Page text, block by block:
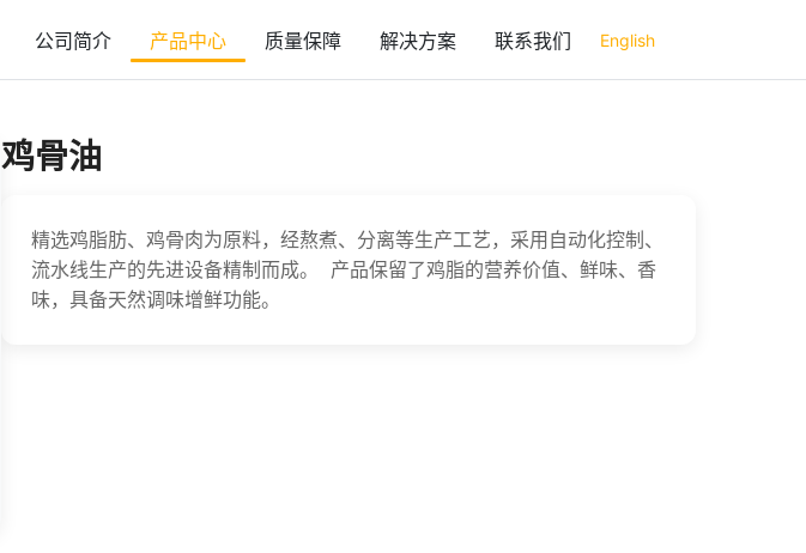
公司简介 产品中心 质量保障 解决方案 联系我们 English
鸡骨油
精选鸡脂肪、鸡骨肉为原料，经熬煮、分离等生产工艺，采用自动化控制、
流水线生产的先进设备精制而成。 产品保留了鸡脂的营养价值、鲜味、香
味，具备天然调味增鲜功能。